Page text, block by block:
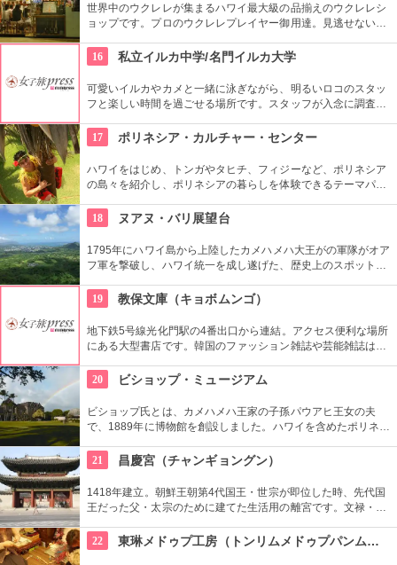
世界中のウクレレが集まるハワイ最大級の品揃えのウクレレシ
ョップです。プロのウクレレプレイヤー御用達。見逃せないの
なるまで教えてくれるなんて、かなり太っ腹じゃないですか。
16 私立イルカ中学/名門イルカ大学
可愛いイルカやカメと一緒に泳ぎながら、明るいロコのスタッ
フと楽しい時間を過ごせる場所です。スタッフが入念に調査す
やフラなどの“授業”もあります。“卒業”時の達成感は一緒の思い
出になりそうですね。
17 ポリネシア・カルチャー・センター
ハワイをはじめ、トンガやタヒチ、フィジーなど、ポリネシア
の島々を紹介し、ポリネシアの暮らしを体験できるテーマパー
の体験ができます。半日かけてじっくり楽しめます。
18 ヌアヌ・バリ展望台
1795年にハワイ島から上陸したカメハメハ大王がの軍隊がオア
フ軍を撃破し、ハワイ統一を成し遂げた、歴史上のスポットで
から広がる絶景は感動モノ。海から吹く風は強烈です。
19 教保文庫（キョボムンゴ）
地下鉄5号線光化門駅の4番出口から連結。アクセス便利な場所
にある大型書店です。韓国のファッション雑誌や芸能雑誌はも
に韓国語を学びたい人もここに寄ってみては。
20 ビショップ・ミュージアム
ビショップ氏とは、カメハメハ王家の子孫パウアヒ王女の夫
で、1889年に博物館を創設しました。ハワイを含めたポリネシ
や中の吹き抜け、インテリアも見ごたえあります。
21 昌慶宮（チャンギョングン）
1418年建立。朝鮮王朝第4代国王・世宗が即位した時、先代国
王だった父・太宗のために建てた生活用の離宮です。文禄・慶
然に囲まれた環境の中にあり、鮮やかな赤い柱の建物が印象的
です。
22 東琳メドゥプ工房（トンリムメドゥプパンムルグァン）